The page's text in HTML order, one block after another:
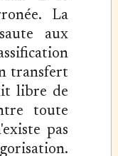
La
aux
transfert
libre de
toute
pas